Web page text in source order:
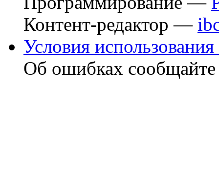
Контент-редактор —
Условия использования
Об ошибках